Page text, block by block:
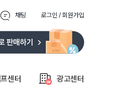
채팅 로그인 / 회원가입
센터 광고센터